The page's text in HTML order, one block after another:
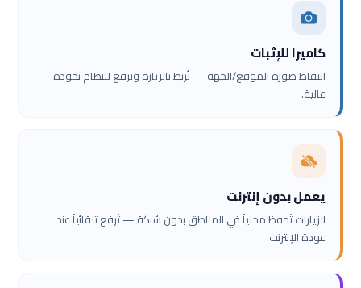
كاميرا للإثبات
التقاط صورة الموقع/الجهة — تُربط بالزيارة وترفع للنظام بجودة
عالية.
يعمل بدون إنترنت
الزيارات تُحفَظ محلياً في المناطق بدون شبكة — تُرفَع تلقائياً عند
عودة الإنترنت.